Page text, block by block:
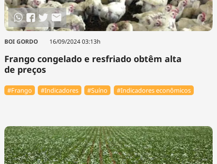
BOI GORDO 16/09/2024 03:13h
Frango congelado e resfriado obtêm alta
de preços
#Frango #Indicadores #Suíno #Indicadores econômicos